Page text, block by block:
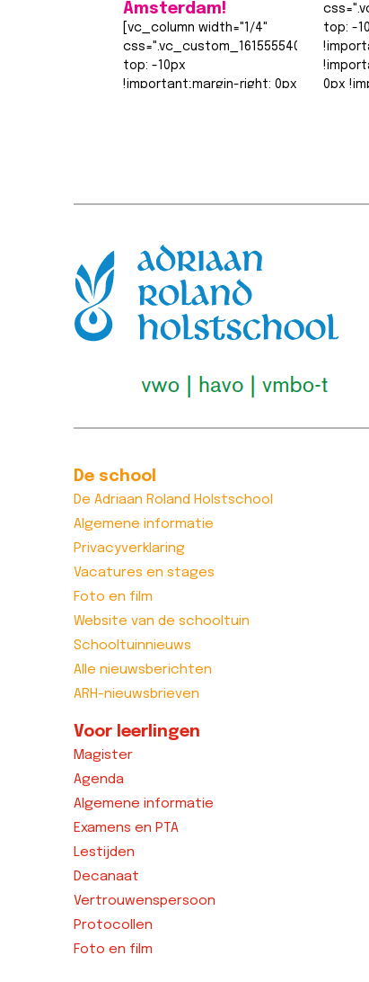
Amsterdam!
[vc_column width="1/4"
top: -10px
!important;margin-right: 0px
top: -
0px
De school
De Adriaan Roland Holstschool
Algemene informatie
Privacyverklaring
Vacatures en stages
Foto en film
Website van de schooltuin
Schooltuinnieuws
Alle nieuwsberichten
ARH-nieuwsbrieven
Voor leerlingen
Magister
Agenda
Algemene informatie
Examens en PTA
Lestijden
Decanaat
Vertrouwenspersoon
Protocollen
Foto en film